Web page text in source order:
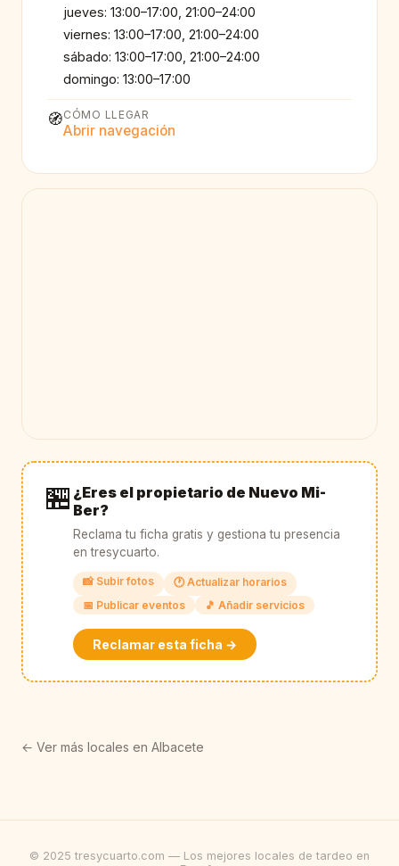
jueves: 13:00–17:00, 21:00–24:00
viernes: 13:00–17:00, 21:00–24:00
sábado: 13:00–17:00, 21:00–24:00
domingo: 13:00–17:00
🧭CÓMO LLEGAR
Abrir navegación
🏪 ¿Eres el propietario de Nuevo Mi-
Ber?
Reclama tu ficha gratis y gestiona tu presencia
en tresycuarto.
📸 Subir fotos
🕐 Actualizar horarios
📅 Publicar eventos
🎵 Añadir servicios
Reclamar esta ficha →
← Ver más locales en Albacete
© 2025 tresycuarto.com — Los mejores locales de tardeo en